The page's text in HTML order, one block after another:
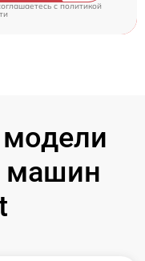
c политикой
машин